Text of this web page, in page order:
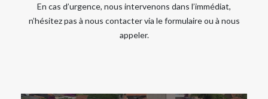
En cas d’urgence, nous intervenons dans l’immédiat,
n’hésitez pas à nous contacter via le formulaire ou à nous
appeler.